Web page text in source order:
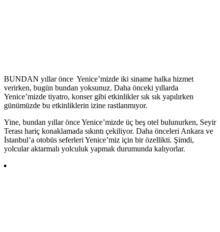
BUNDAN yıllar önce Yenice’mizde iki siname halka hizmet
verirken, bugün bundan yoksunuz. Daha önceki yıllarda
Yenice’mizde tiyatro, konser gibi etkinlikler sık sık yapılırken
günümüzde bu etkinliklerin izine rastlanmıyor.
Yine, bundan yıllar önce Yenice’mizde üç beş otel bulunurken, Seyir
Terası hariç konaklamada sıkıntı çekiliyor. Daha önceleri Ankara ve
İstanbul’a otobüs seferleri Yenice’miz için bir özellikti. Şimdi,
yolcular aktarmalı yolculuk yapmak durumunda kalıyorlar.